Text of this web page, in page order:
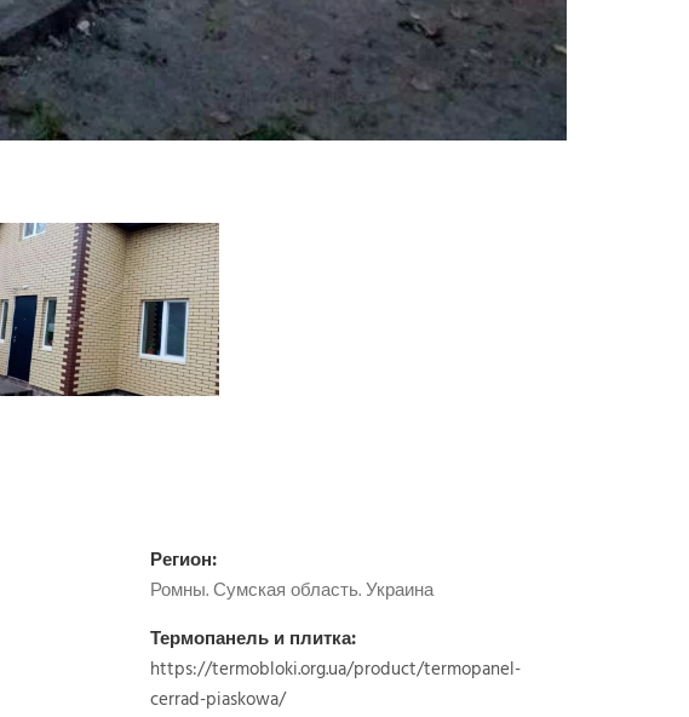
Регион:
Ромны. Сумская область. Украина
Термопанель и плитка:
https://termobloki.org.ua/product/termopanel-
cerrad-piaskowa/